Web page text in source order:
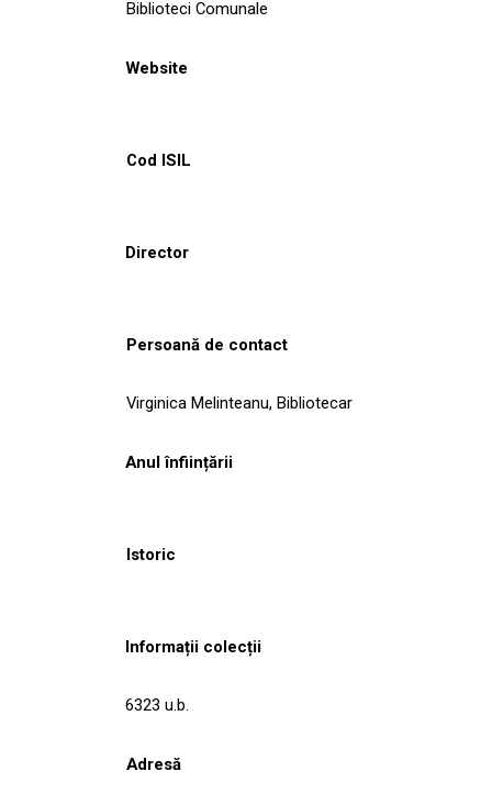
Biblioteci Comunale
Website
Cod ISIL
Director
Persoană de contact
Virginica Melinteanu, Bibliotecar
Anul înființării
Istoric
Informații colecții
6323 u.b.
Adresă